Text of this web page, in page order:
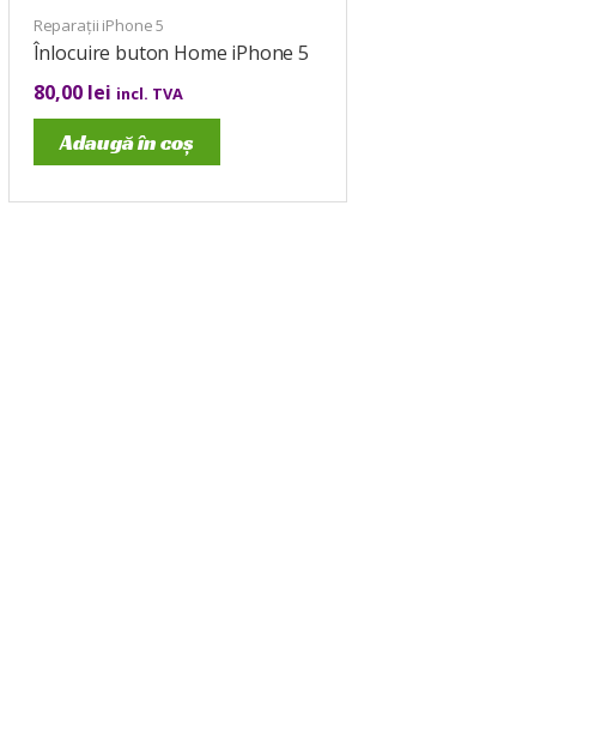
Reparații iPhone 5
Înlocuire buton Home iPhone 5
80,00 lei incl. TVA
Adaugă în coș